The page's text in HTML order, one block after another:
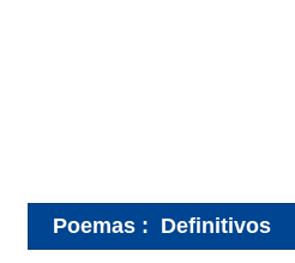
Poemas : Definitivos